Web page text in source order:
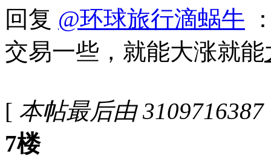
回复 @环球旅行滴蜗牛
交易一些，就能大涨就能
[ 本帖最后由
7楼